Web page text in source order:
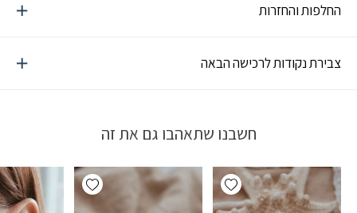
החלפות והחזרות
צבירת נקודות לרכישה הבאה
חשבנו שתאהבו גם את זה
Add wishlist
Add wishlist